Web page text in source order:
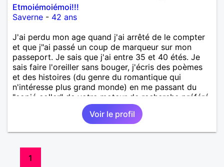
Etmoiémoiémoi!!!
Saverne - 42 ans
J'ai perdu mon age quand j'ai arrêté de le compter
et que j"ai passé un coup de marqueur sur mon
passeport. Je sais que j'ai entre 35 et 40 étés. Je
sais faire l'oreiller sans bouger, j'écris des poèmes
et des histoires (du genre du romantique qui
n'intéresse plus grand monde) en me passant du
"copié coller" de votre moteur de recherche préféré,
je peux cuisiner tout en remettant la cuisine en
mode "j'étais même pas là...". J'adore la littérature,
la photo, le verre à moitié... et la poule et l'œuf... Je
d'où mon inscription sur le club des rencontres, je
vend aussi un bout de lune dont je suis propriétaire
Voir le profil
1